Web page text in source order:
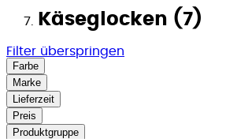
Käseglocken (7)
Filter überspringen
Farbe
Marke
Lieferzeit
Preis
Produktgruppe